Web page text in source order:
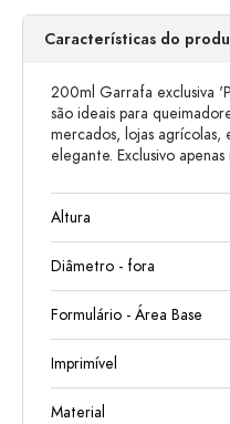
Características do
200ml Garrafa exclusiva
são ideais para
mercados, lojas agrícolas,
elegante. Exclusivo
Altura
Diâmetro - fora
Formulário - Área Base
Imprimível
Material